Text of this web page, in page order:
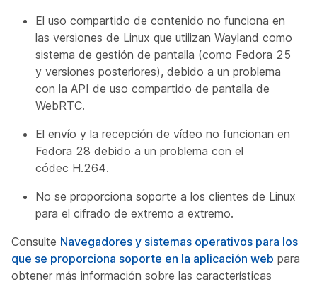
El uso compartido de contenido no funciona en
las versiones de Linux que utilizan Wayland como
sistema de gestión de pantalla (como Fedora 25
y versiones posteriores), debido a un problema
con la API de uso compartido de pantalla de
WebRTC.
El envío y la recepción de vídeo no funcionan en
Fedora 28 debido a un problema con el
códec H.264.
No se proporciona soporte a los clientes de Linux
para el cifrado de extremo a extremo.
Consulte Navegadores y sistemas operativos para los
que se proporciona soporte en la aplicación web para
obtener más información sobre las características